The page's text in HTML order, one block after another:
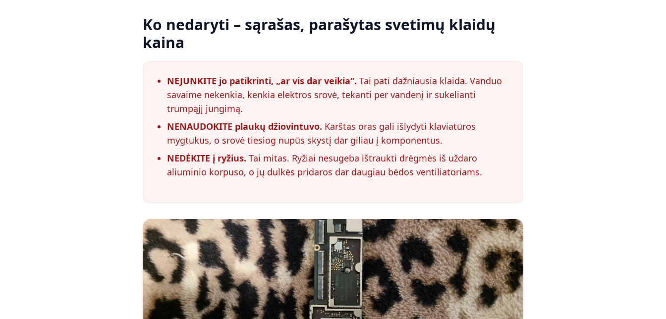
Ko nedaryti – sąrašas, parašytas svetimų klaidų
kaina
NEJUNKITE jo patikrinti, „ar vis dar veikia“. Tai pati dažniausia klaida. Vanduo
savaime nekenkia, kenkia elektros srovė, tekanti per vandenį ir sukelianti
trumpąjį jungimą.
NENAUDOKITE plaukų džiovintuvo. Karštas oras gali išlydyti klaviatūros
mygtukus, o srovė tiesiog nupūs skystį dar giliau į komponentus.
NEDĖKITE į ryžius. Tai mitas. Ryžiai nesugeba ištraukti drėgmės iš uždaro
aliuminio korpuso, o jų dulkės pridaros dar daugiau bėdos ventiliatoriams.